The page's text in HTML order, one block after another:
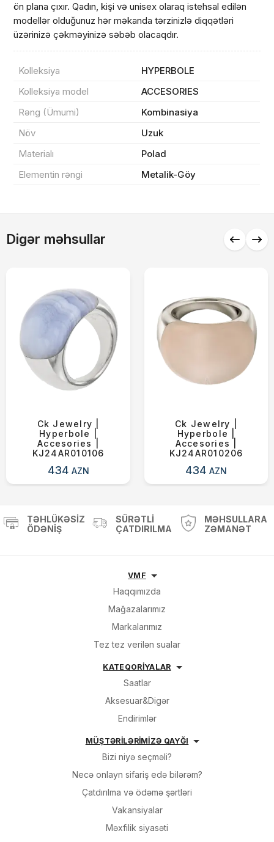
ön plana çıxır. Qadın, kişi və unisex olaraq istehsal edilən
modellər olduğunuz hər məkanda tərzinizlə diqqətləri
üzərinizə çəkməyinizə səbəb olacaqdır.
Kolleksiya
HYPERBOLE
Kolleksiya model
ACCESORIES
Rəng (Ümumi)
Kombinasiya
Növ
Uzuk
Materialı
Polad
Elementin rəngi
Metalik-Göy
Digər məhsullar
Ck Jewelry |
Hyperbole |
Accesories |
KJ24AR010106
434 AZN
Ck Jewelry |
Hyperbole |
Accesories |
KJ24AR010206
434AZN
Sifarişin detalları
Endirim
Çatdırılma
Yekun məbləğ OK
TƏHLÜKƏSIZ
ÖDƏNIŞ
SÜRƏTLI
ÇATDIRILMA
MƏHSULLARA
ZƏMANƏT
VMF
Haqqımızda
Mağazalarımız
Markalarımız
Tez tez verilən sualar
KATEQORİYALAR
Saatlar
Aksesuar&Digər
Endirimlər
MÜŞTƏRİLƏRİMİZƏ QAYĞI
Bizi niyə seçməli?
Necə onlayn sifariş edə bilərəm?
Çatdırılma və ödəmə şərtləri
Vakansiyalar
Məxfilik siyasəti